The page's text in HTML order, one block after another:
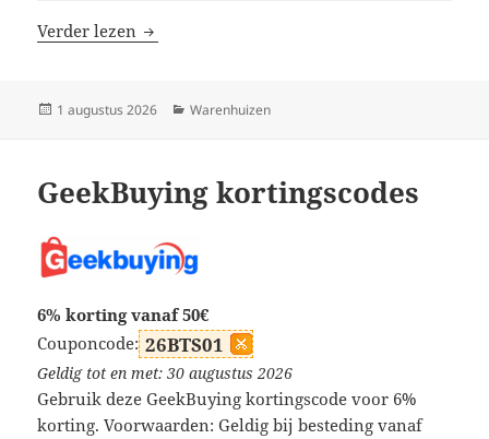
Verder lezen AliExpress kortingscodes
Geplaatst
1 augustus 2026 Categorieën
Warenhuizen
GeekBuying kortingscodes
6% korting vanaf 50€
Couponcode: 26BTS01
Geldig tot en met: 30 augustus 2026
Gebruik deze GeekBuying kortingscode voor 6%
korting. Voorwaarden: Geldig bij besteding vanaf